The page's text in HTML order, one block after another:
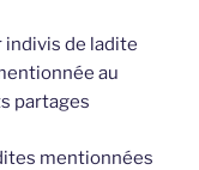
indivis de ladite
au
partages
mentionnées